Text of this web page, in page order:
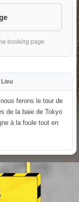
booking page
Lieu
ferons le tour de
de la baie de Tokyo
à la foule tout en